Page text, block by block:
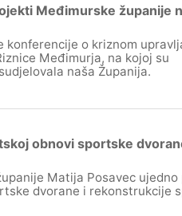
Međimurske županije
konferencije o kriznom
Međimurja, na kojoj su
naša Županija.
obnovi sportske
Matija Posavec
dvorane i rekonstrukcije